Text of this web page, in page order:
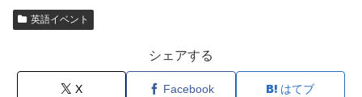
英語イベント
シェアする
X Facebook はてブ